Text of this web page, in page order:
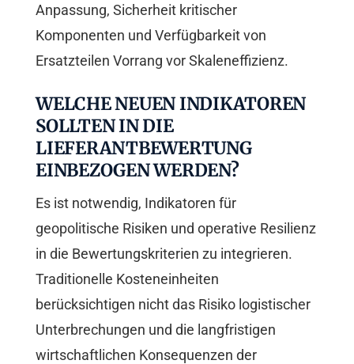
Anpassung, Sicherheit kritischer
Komponenten und Verfügbarkeit von
Ersatzteilen Vorrang vor Skaleneffizienz.
WELCHE NEUEN INDIKATOREN
SOLLTEN IN DIE
LIEFERANTBEWERTUNG
EINBEZOGEN WERDEN?
Es ist notwendig, Indikatoren für
geopolitische Risiken und operative Resilienz
in die Bewertungskriterien zu integrieren.
Traditionelle Kosteneinheiten
berücksichtigen nicht das Risiko logistischer
Unterbrechungen und die langfristigen
wirtschaftlichen Konsequenzen der